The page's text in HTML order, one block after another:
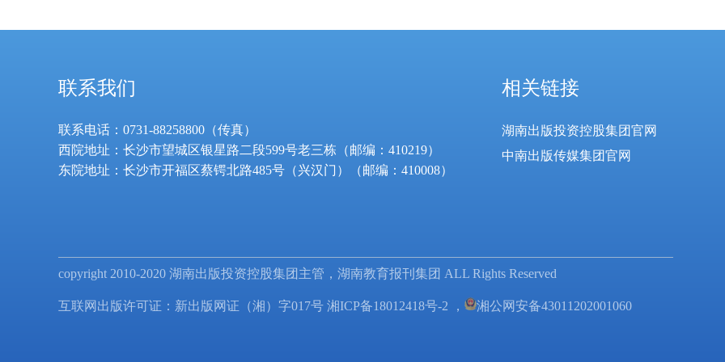
联系我们
联系电话：0731-88258800（传真）
西院地址：长沙市望城区银星路二段599号老三栋（邮编：410219）
东院地址：长沙市开福区蔡锷北路485号（兴汉门）（邮编：410008）
相关链接
湖南出版投资控股集团官网
中南出版传媒集团官网
copyright 2010-2020 湖南出版投资控股集团主管，湖南教育报刊集团 ALL Rights Reserved
互联网出版许可证：新出版网证（湘）字017号 湘ICP备18012418号-2 ， 湘公网安备43011202001060